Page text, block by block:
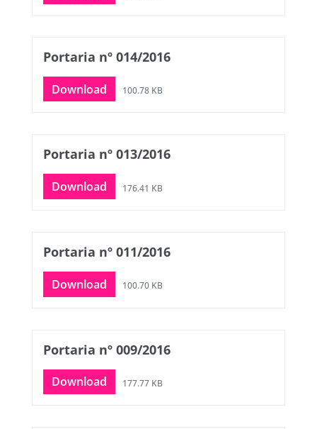
Portaria nº 014/2016
Download 100.78 KB
Portaria nº 013/2016
Download 176.41 KB
Portaria nº 011/2016
Download 100.70 KB
Portaria nº 009/2016
Download 177.77 KB